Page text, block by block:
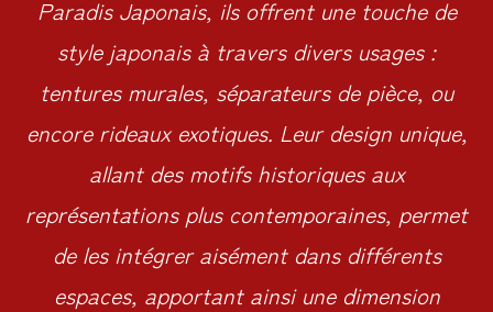
Paradis Japonais, ils offrent une touche de
style japonais à travers divers usages :
tentures murales, séparateurs de pièce, ou
encore rideaux exotiques. Leur design unique,
allant des motifs historiques aux
représentations plus contemporaines, permet
de les intégrer aisément dans différents
espaces, apportant ainsi une dimension